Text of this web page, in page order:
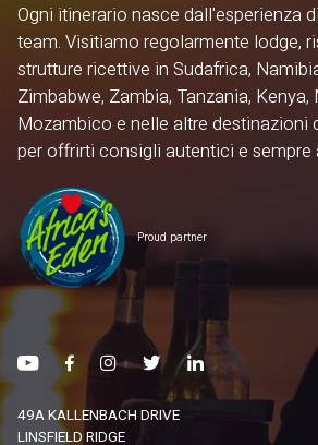
Ogni itinerario nasce dall'esperienza
team. Visitiamo regolarmente lodge,
strutture ricettive in Sudafrica,
Zimbabwe, Zambia, Tanzania, Kenya,
Mozambico e nelle altre destinazioni
per offrirti consigli autentici e sempre
Proud partner
49A KALLENBACH DRIVE
LINSFIELD RIDGE